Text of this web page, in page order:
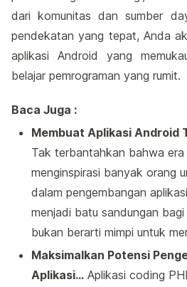
dari komunitas dan sumber
pendekatan yang tepat, Anda
aplikasi Android yang
belajar pemrograman yang rumit.
Baca Juga :
Membuat Aplikasi Android
Tak terbantahkan bahwa
menginspirasi banyak orang
dalam pengembangan
menjadi batu sandungan
bukan berarti mimpi untuk
Maksimalkan Potensi
Aplikasi… Aplikasi coding